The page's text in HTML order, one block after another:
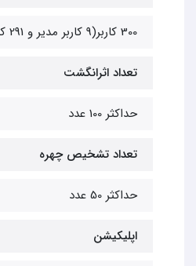
300 کاربر(9 کاربر مدیر و 291 کاربر عادی)
تعداد اثرانگشت
حداکثر 100 عدد
تعداد تشخیص چهره
حداکثر 50 عدد
اپلیکیشن